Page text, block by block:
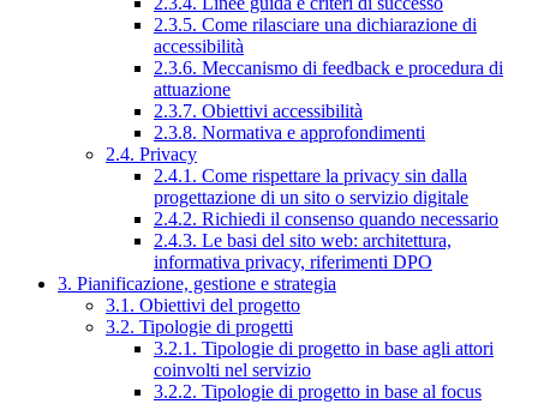
2.3.5. Come rilasciare una dichiarazione di
accessibilità
2.3.6. Meccanismo di feedback e procedura di
attuazione
2.3.7. Obiettivi accessibilità
2.3.8. Normativa e approfondimenti
2.4. Privacy
2.4.1. Come rispettare la privacy sin dalla
progettazione di un sito o servizio digitale
2.4.2. Richiedi il consenso quando necessario
2.4.3. Le basi del sito web: architettura,
informativa privacy, riferimenti DPO
3. Pianificazione, gestione e strategia
3.1. Obiettivi del progetto
3.2. Tipologie di progetti
3.2.1. Tipologie di progetto in base agli attori
coinvolti nel servizio
3.2.2. Tipologie di progetto in base al focus